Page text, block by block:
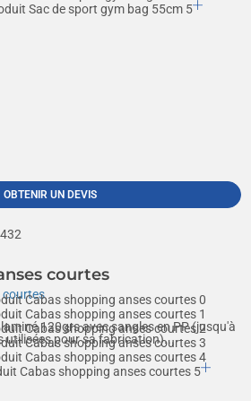
OBTENIR UN DEVIS
courtes
120grs avec sangles en PP (jusqu'à
utilisées pour sa fabrication)...